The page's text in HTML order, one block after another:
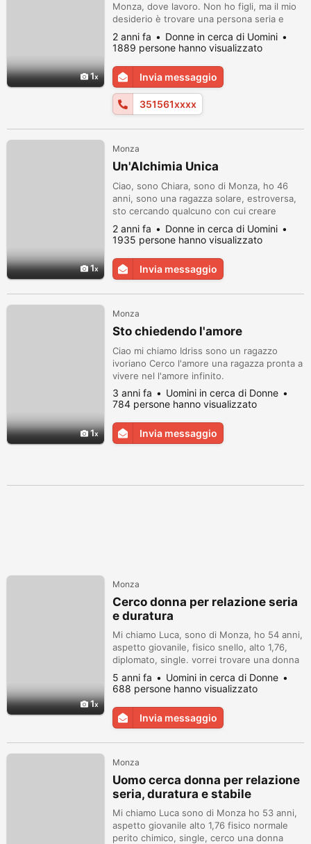
1
Monza, dove lavoro. Non ho figli, ma il mio
desiderio è trovare una persona seria e
motivata con cui costruire una relazione
stabile. Sono aperta alla possibilità di
trasferirmi, ma solo se nascerà un legame
profondo. Non sono interessata ad
avventure o a persone poco serie. Cerco
un uomo italiano, deciso, sincero e mot...
2 anni fa
Donne in cerca di Uomini
1889 persone hanno visualizzato
Invia messaggio
351561xxxx
1
Monza
Un'Alchimia Unica
Ciao, sono Chiara, sono di Monza, ho 46
anni, sono una ragazza solare, estroversa,
sto cercando qualcuno con cui creare
un'alchimia insieme, capace di costruire una
connessione autentica. Cerco un compagno
italiano, per una eventuale unione. Spero di
trovare una persona che creda nell'unicità
di ogni individuo e desideri costruire
2 anni fa
Donne in cerca di Uomini
1935 persone hanno visualizzato
Invia messaggio
1
Monza
Sto chiedendo l'amore
Ciao mi chiamo Idriss sono un ragazzo
ivoriano Cerco l'amore una ragazza pronta a
vivere nel l'amore infinito.
3 anni fa
Uomini in cerca di Donne
784 persone hanno visualizzato
Invia messaggio
1
Monza
Cerco donna per relazione seria
e duratura
Mi chiamo Luca, sono di Monza, ho 54 anni,
aspetto giovanile, fisico snello, alto 1,76,
diplomato, single. vorrei trovare una donna
italiana single o divorziata senza figli che
risieda preferibilmente in Lombardia di età
35/46 anni, con la quale riempia quel vuoto
di solitudine e dia un senso alla vita che
potrebbe poi portare a una convivenza o al
5 anni fa
Uomini in cerca di Donne
688 persone hanno visualizzato
Invia messaggio
Monza
Uomo cerca donna per relazione
seria, duratura e stabile
Mi chiamo Luca sono di Monza ho 53 anni,
aspetto giovanile alto 1,76 fisico normale
perito chimico, single, cerco una donna